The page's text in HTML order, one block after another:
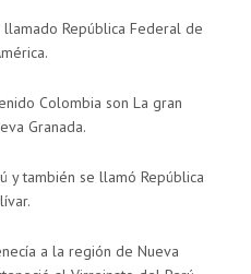
República Federal de
Colombia son La gran
Granada.
y también se llamó República
a la región de Nueva